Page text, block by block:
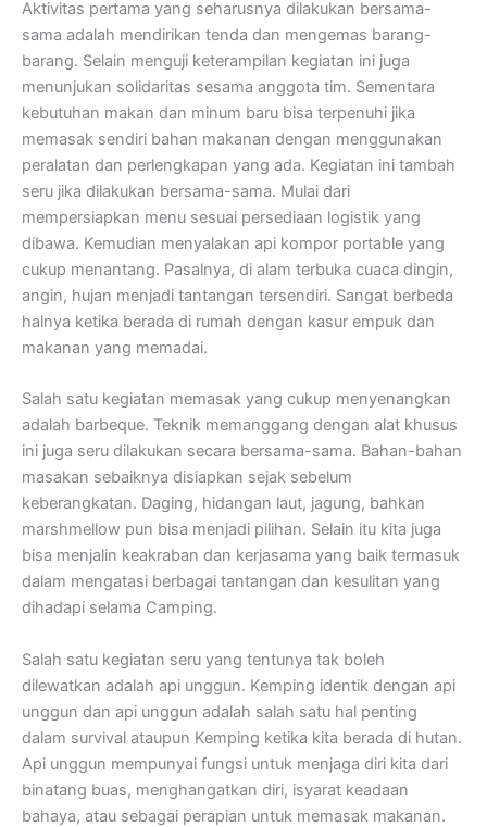
Aktivitas pertama yang seharusnya dilakukan bersama-
sama adalah mendirikan tenda dan mengemas barang-
barang. Selain menguji keterampilan kegiatan ini juga
menunjukan solidaritas sesama anggota tim. Sementara
kebutuhan makan dan minum baru bisa terpenuhi jika
memasak sendiri bahan makanan dengan menggunakan
peralatan dan perlengkapan yang ada. Kegiatan ini tambah
seru jika dilakukan bersama-sama. Mulai dari
mempersiapkan menu sesuai persediaan logistik yang
dibawa. Kemudian menyalakan api kompor portable yang
cukup menantang. Pasalnya, di alam terbuka cuaca dingin,
angin, hujan menjadi tantangan tersendiri. Sangat berbeda
halnya ketika berada di rumah dengan kasur empuk dan
makanan yang memadai.
Salah satu kegiatan memasak yang cukup menyenangkan
adalah barbeque. Teknik memanggang dengan alat khusus
ini juga seru dilakukan secara bersama-sama. Bahan-bahan
masakan sebaiknya disiapkan sejak sebelum
keberangkatan. Daging, hidangan laut, jagung, bahkan
marshmellow pun bisa menjadi pilihan. Selain itu kita juga
bisa menjalin keakraban dan kerjasama yang baik termasuk
dalam mengatasi berbagai tantangan dan kesulitan yang
dihadapi selama Camping.
Salah satu kegiatan seru yang tentunya tak boleh
dilewatkan adalah api unggun. Kemping identik dengan api
unggun dan api unggun adalah salah satu hal penting
dalam survival ataupun Kemping ketika kita berada di hutan.
Api unggun mempunyai fungsi untuk menjaga diri kita dari
binatang buas, menghangatkan diri, isyarat keadaan
bahaya, atau sebagai perapian untuk memasak makanan.